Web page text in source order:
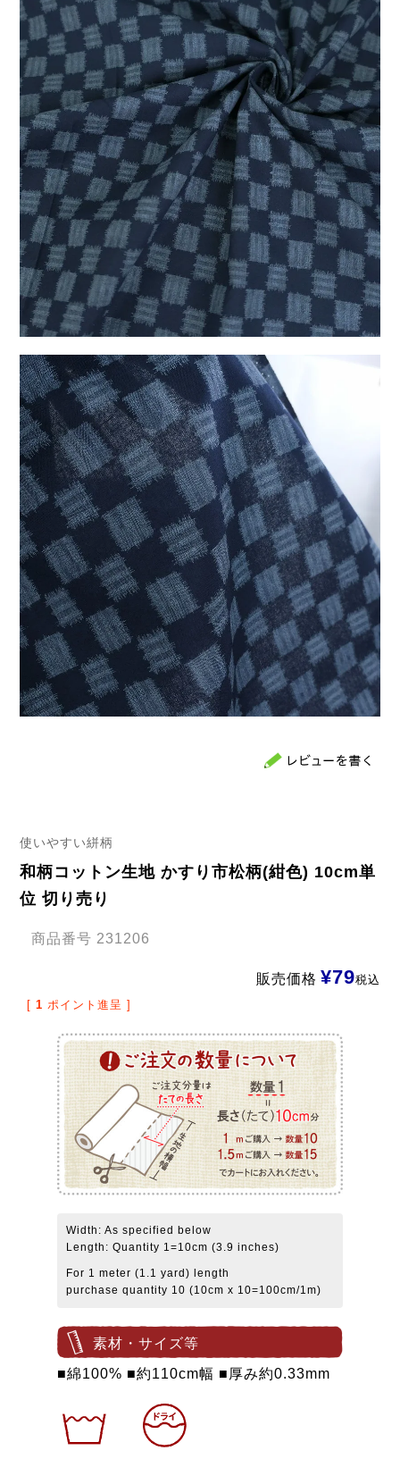
使いやすい絣柄
和柄コットン生地 かすり市松柄(紺色) 10cm単
位 切り売り
商品番号 231206
販売価格 ¥79税込
[ 1 ポイント進呈 ]
Width: As specified below
Length: Quantity 1=10cm (3.9 inches)
For 1 meter (1.1 yard) length
purchase quantity 10 (10cm x 10=100cm/1m)
素材・サイズ等
■綿100% ■約110cm幅 ■厚み約0.33mm